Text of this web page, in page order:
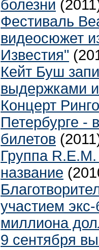
болезни
Фестиваль
видеосюжет
Известия"
Кейт Буш
выдержками
Концерт
Петербурге -
билетов
Группа
название
участием
миллиона
9 сентября